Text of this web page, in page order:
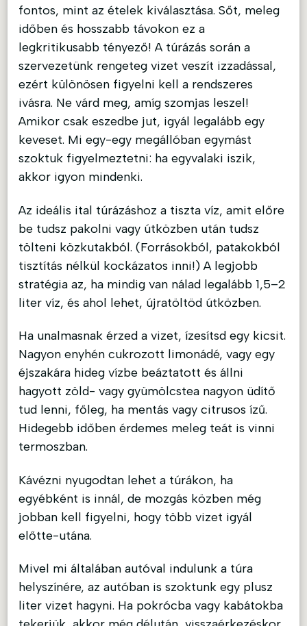
fontos, mint az ételek kiválasztása. Sőt, meleg
időben és hosszabb távokon ez a
legkritikusabb tényező! A túrázás során a
szervezetünk rengeteg vizet veszít izzadással,
ezért különösen figyelni kell a rendszeres
ivásra. Ne várd meg, amíg szomjas leszel!
Amikor csak eszedbe jut, igyál legalább egy
keveset. Mi egy-egy megállóban egymást
szoktuk figyelmeztetni: ha egyvalaki iszik,
akkor igyon mindenki.
Az ideális ital túrázáshoz a tiszta víz, amit előre
be tudsz pakolni vagy útközben után tudsz
tölteni közkutakból. (Forrásokból, patakokból
tisztítás nélkül kockázatos inni!) A legjobb
stratégia az, ha mindig van nálad legalább 1,5–2
liter víz, és ahol lehet, újratöltöd útközben.
Ha unalmasnak érzed a vizet, ízesítsd egy kicsit.
Nagyon enyhén cukrozott limonádé, vagy egy
éjszakára hideg vízbe beáztatott és állni
hagyott zöld- vagy gyümölcstea nagyon üdítő
tud lenni, főleg, ha mentás vagy citrusos ízű.
Hidegebb időben érdemes meleg teát is vinni
termoszban.
Kávézni nyugodtan lehet a túrákon, ha
egyébként is innál, de mozgás közben még
jobban kell figyelni, hogy több vizet igyál
előtte-utána.
Mivel mi általában autóval indulunk a túra
helyszínére, az autóban is szoktunk egy plusz
liter vizet hagyni. Ha pokrócba vagy kabátokba